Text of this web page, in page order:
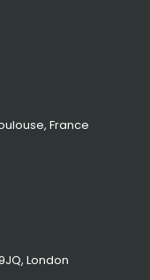
France
London